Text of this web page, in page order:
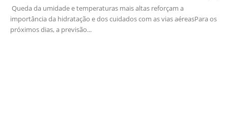
Queda da umidade e temperaturas mais altas reforçam a
importância da hidratação e dos cuidados com as vias aéreasPara os
próximos dias, a previsão...